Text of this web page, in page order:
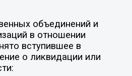
объединений и
в отношении
вступившее в
о ликвидации или